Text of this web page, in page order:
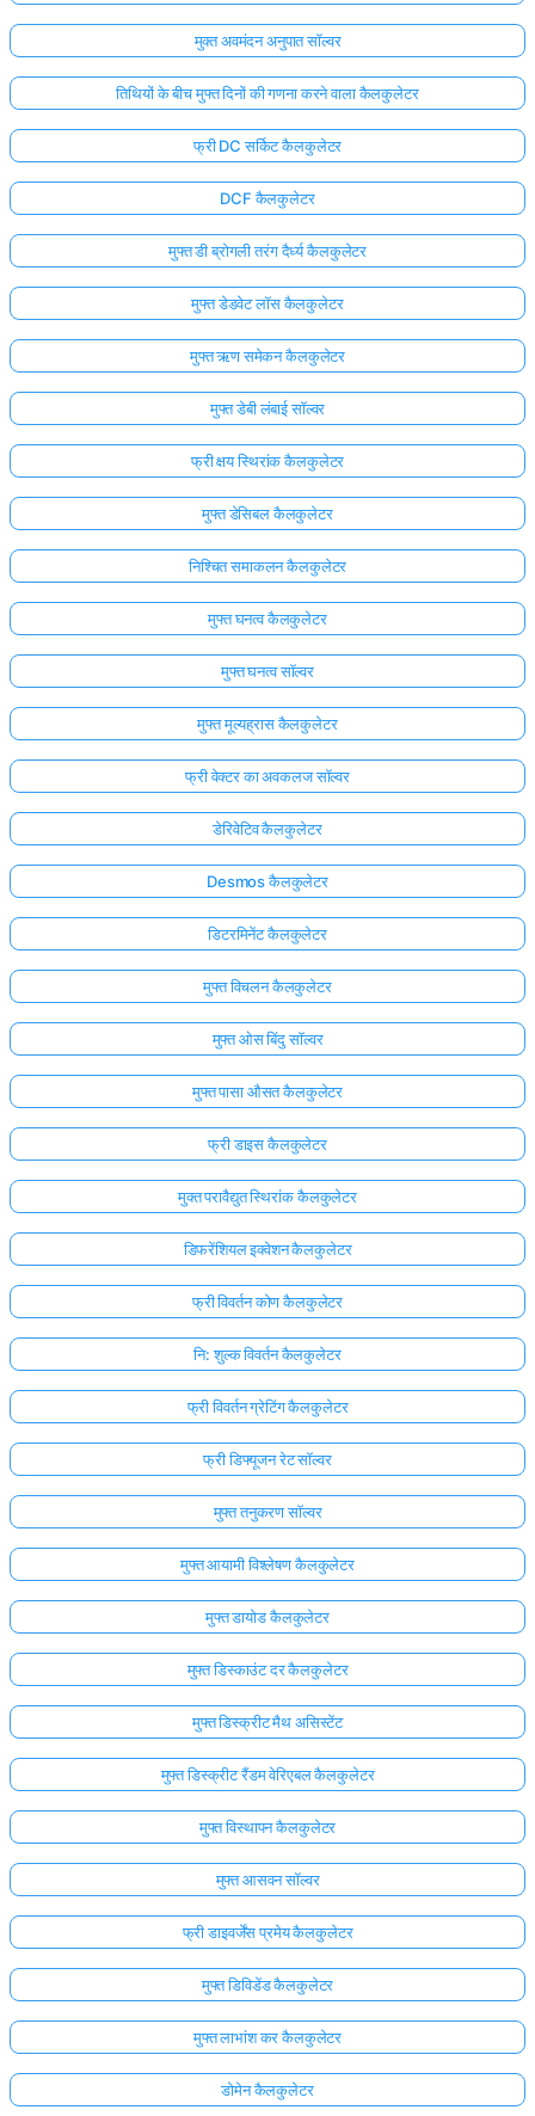
यहाँ
मुक्त अवमंदन अनुपात सॉल्वर
तिथियों के बीच मुफ्त दिनों की गणना करने वाला कैलकुलेटर
फ्री DC सर्किट कैलकुलेटर
DCF कैलकुलेटर
मुफ्त डी ब्रोगली तरंग दैर्ध्य कैलकुलेटर
मुफ्त डेडवेट लॉस कैलकुलेटर
मुफ्त ऋण समेकन कैलकुलेटर
मुफ्त डेबी लंबाई सॉल्वर
फ्री क्षय स्थिरांक कैलकुलेटर
मुफ्त डेसिबल कैलकुलेटर
निश्चित समाकलन कैलकुलेटर
मुफ्त घनत्व कैलकुलेटर
मुफ्त घनत्व सॉल्वर
मुफ्त मूल्यह्रास कैलकुलेटर
फ्री वेक्टर का अवकलज सॉल्वर
डेरिवेटिव कैलकुलेटर
Desmos कैलकुलेटर
डिटरमिनेंट कैलकुलेटर
मुफ्त विचलन कैलकुलेटर
मुफ्त ओस बिंदु सॉल्वर
मुफ्त पासा औसत कैलकुलेटर
फ्री डाइस कैलकुलेटर
मुक्त परावैद्युत स्थिरांक कैलकुलेटर
डिफरेंशियल इक्वेशन कैलकुलेटर
फ्री विवर्तन कोण कैलकुलेटर
नि: शुल्क विवर्तन कैलकुलेटर
फ्री विवर्तन ग्रेटिंग कैलकुलेटर
फ्री डिफ्यूजन रेट सॉल्वर
मुफ्त तनुकरण सॉल्वर
मुफ्त आयामी विश्लेषण कैलकुलेटर
मुफ्त डायोड कैलकुलेटर
मुफ्त डिस्काउंट दर कैलकुलेटर
मुफ्त डिस्क्रीट मैथ असिस्टेंट
मुफ्त डिस्क्रीट रैंडम वेरिएबल कैलकुलेटर
मुफ्त विस्थापन कैलकुलेटर
मुफ्त आसवन सॉल्वर
फ्री डाइवर्जेंस प्रमेय कैलकुलेटर
मुफ्त डिविडेंड कैलकुलेटर
मुफ्त लाभांश कर कैलकुलेटर
डोमेन कैलकुलेटर